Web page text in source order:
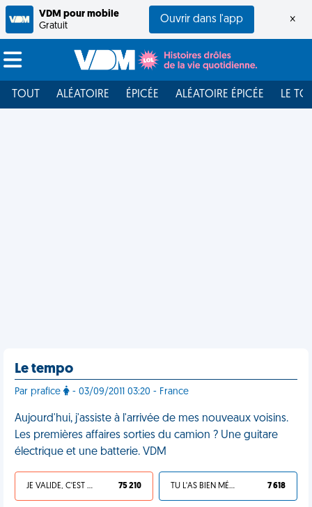
VDM pour mobile
Gratuit
Ouvrir dans l'app ×
TOUT ALÉATOIRE ÉPICÉE ALÉATOIRE ÉPICÉE LE
Le tempo
Par prafice - 03/09/2011 03:20 - France
Aujourd'hui, j'assiste à l'arrivée de mes nouveaux voisins.
Les premières affaires sorties du camion ? Une guitare
électrique et une batterie. VDM
JE VALIDE, C'EST UNE VDM 75 210 TU L'AS BIEN MÉRITÉ 7 618